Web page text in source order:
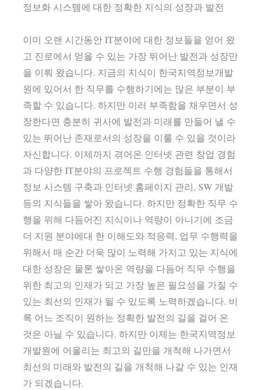
정보화 시스템에 대한 정확한 지식의 성장과 발전
이미 오랜 시간동안 IT분야에 대한 정보들을 얻어 왔
고 진로에서 얻을 수 있는 가장 뛰어난 발전과 성장만
을 이뤄 왔습니다. 지금의 지식이 한국지역정보개발
원에 있어서 한 직무를 수행하기에는 많은 부분이 부
족할 수 있습니다. 하지만 이러 부족함을 채우면서 성
장한다면 충분히 귀사에 발전과 미래를 만들어 낼 수
있는 뛰어난 존재로서의 성장을 이룰 수 있을 것이라
자신합니다. 이제까지 겪어온 인터넷 관련 창업 경험
과 다양한 IT분야의 프로젝트 수행 경험들을 통해서
정보 시스템 구축과 인터넷 홈페이지 관리, SW 개발
등의 지식들을 쌓아 왔습니다. 하지만 정확한 직무 수
행을 위해 다듬어진 지식이나 역량이 아니기에 조금
더 지원 분야에대 한 이해도와 적응력, 업무 수행력을
위해서 매 순간 더욱 많이 노력해 가지고 있는 지식에
대한 성장은 물론 쌓아온 역량을 다듬어 직무 수행을
위한 최고의 인재가 되고 가장 높은 필요성을 가질 수
있는 최선의 인재가 될 수 있도록 노력하겠습니다. 비
록 어느 조직이 원하는 정확한 발전의 길을 걸어 온
것은 아닐 수 있습니다. 하지만 이제는 한국지역정보
개발원에 어울리는 최고의 길만을 개척해 나가면서
최선의 미래와 발전의 길을 개척해 나갈 수 있는 인재
가 되겠습니다.